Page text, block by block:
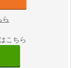
ら
こちら